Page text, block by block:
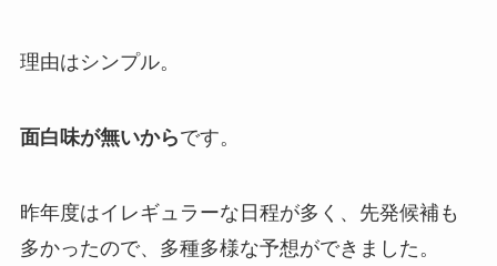
理由はシンプル。
面白味が無いからです。
昨年度はイレギュラーな日程が多く、先発候補も
多かったので、多種多様な予想ができました。